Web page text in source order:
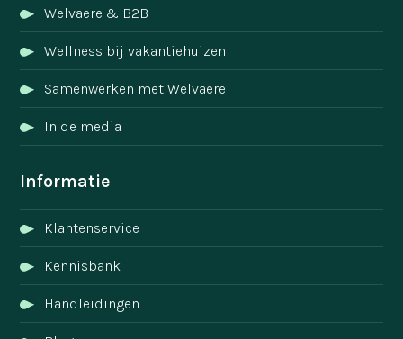
Welvaere & B2B
Wellness bij vakantiehuizen
Samenwerken met Welvaere
In de media
Informatie
Klantenservice
Kennisbank
Handleidingen